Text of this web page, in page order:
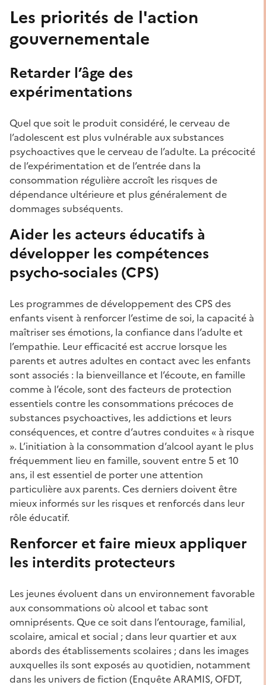
Les priorités de l'action
gouvernementale
Retarder l’âge des
expérimentations
Quel que soit le produit considéré, le cerveau de
l’adolescent est plus vulnérable aux substances
psychoactives que le cerveau de l’adulte. La précocité
de l’expérimentation et de l’entrée dans la
consommation régulière accroît les risques de
dépendance ultérieure et plus généralement de
dommages subséquents.
Aider les acteurs éducatifs à
développer les compétences
psycho-sociales (CPS)
Les programmes de développement des CPS des
enfants visent à renforcer l’estime de soi, la capacité à
maîtriser ses émotions, la confiance dans l’adulte et
l’empathie. Leur efficacité est accrue lorsque les
parents et autres adultes en contact avec les enfants
sont associés : la bienveillance et l’écoute, en famille
comme à l’école, sont des facteurs de protection
essentiels contre les consommations précoces de
substances psychoactives, les addictions et leurs
conséquences, et contre d’autres conduites « à risque
». L’initiation à la consommation d’alcool ayant le plus
fréquemment lieu en famille, souvent entre 5 et 10
ans, il est essentiel de porter une attention
particulière aux parents. Ces derniers doivent être
mieux informés sur les risques et renforcés dans leur
rôle éducatif.
Renforcer et faire mieux appliquer
les interdits protecteurs
Les jeunes évoluent dans un environnement favorable
aux consommations où alcool et tabac sont
omniprésents. Que ce soit dans l’entourage, familial,
scolaire, amical et social ; dans leur quartier et aux
abords des établissements scolaires ; dans les images
auxquelles ils sont exposés au quotidien, notamment
dans les univers de fiction (Enquête ARAMIS, OFDT,